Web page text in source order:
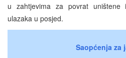
u zahtjevima za povrat uništene
ulazaka u posjed.
Saopćenja za